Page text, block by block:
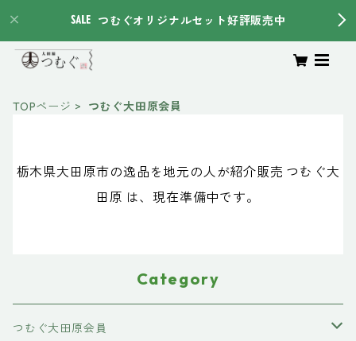
つむぐオリジナルセット好評販売中
TOPページ つむぐ大田原会員
栃木県大田原市の逸品を地元の人が紹介販売 つむぐ大
田原 は、現在準備中です。
Category
つむぐ大田原会員